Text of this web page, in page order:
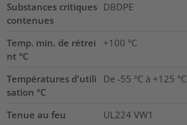
Substances critiques
contenues
DBDPE
Temp. min. de rétrei
nt °C
+100 °C
Températures d'utili
sation °C
De -55 °C à +125 °C
Tenue au feu
UL224 VW1